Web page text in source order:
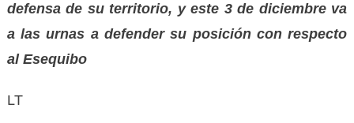
defensa de su territorio, y este 3 de diciembre va
a las urnas a defender su posición con respecto
al Esequibo
LT